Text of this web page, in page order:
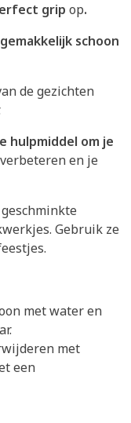
grip op.
gemakkelijk schoon
de gezichten
hulpmiddel om je
en je
Gebruik ze
met water en
met
een